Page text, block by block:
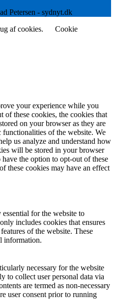
Petersen - sydnyt.dk
af cookies.
Cookie
your experience while you
of these cookies, the cookies that
on your browser as they are
of the website. We
us analyze and understand how
will be stored in your browser
the option to opt-out of these
these cookies may have an effect
for the website to
includes cookies that ensures
of the website. These
information.
necessary for the website
to collect user personal data via
are termed as non-necessary
user consent prior to running